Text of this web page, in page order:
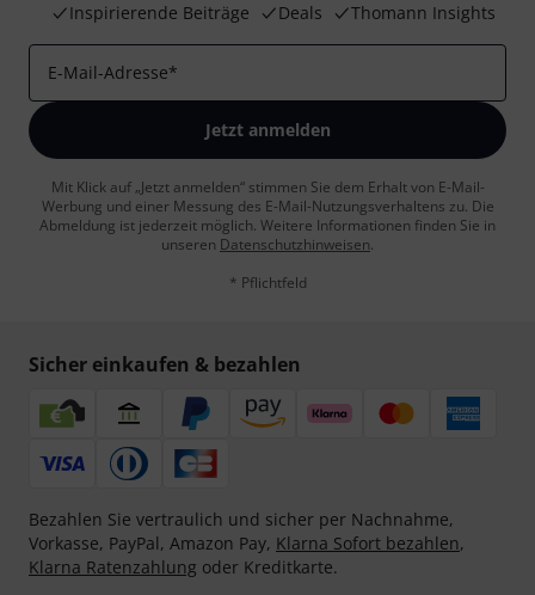
Inspirierende Beiträge
Deals Thomann Insights
E-Mail-Adresse*
Jetzt anmelden
Mit Klick auf „Jetzt anmelden“ stimmen Sie dem Erhalt von E-Mail-
Werbung und einer Messung des E-Mail-Nutzungsverhaltens zu. Die
Abmeldung ist jederzeit möglich. Weitere Informationen finden Sie in
unseren Datenschutzhinweisen.
* Pflichtfeld
Sicher einkaufen & bezahlen
Bezahlen Sie vertraulich und sicher per Nachnahme,
Vorkasse, PayPal, Amazon Pay, Klarna Sofort bezahlen,
Klarna Ratenzahlung oder Kreditkarte.